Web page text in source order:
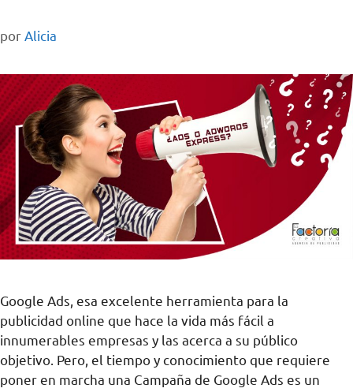
porAlicia
Google Ads, esa excelente herramienta para la
publicidad online que hace la vida más fácil a
innumerables empresas y las acerca a su público
objetivo. Pero, el tiempo y conocimiento que requiere
poner en marcha una Campaña de Google Ads es un